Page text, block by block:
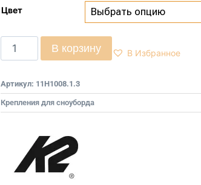
Цвет
В корзину В Избранное
Артикул: 11H1008.1.3
Крепления для сноуборда